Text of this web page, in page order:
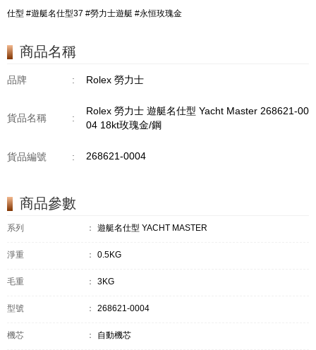
仕型 #遊艇名仕型37 #勞力士遊艇 #永恒玫瑰金
商品名稱
品牌 : Rolex 勞力士
貨品名稱 :
Rolex 勞力士 遊艇名仕型 Yacht Master 268621-00
04 18kt玫瑰金/鋼
貨品編號 : 268621-0004
商品參數
系列 ： 遊艇名仕型 YACHT MASTER
淨重 ： 0.5KG
毛重 ： 3KG
型號 ： 268621-0004
機芯 ： 自動機芯